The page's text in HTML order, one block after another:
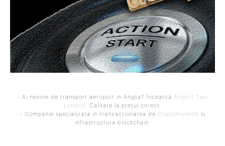
- Ai nevoie de transport aeroport in Anglia? Încearcă Airport Taxi
London
. Calitate la prețul corect.
- Companie specializata in tranzactionarea de Criptomonede si
infrastructura blockchain.